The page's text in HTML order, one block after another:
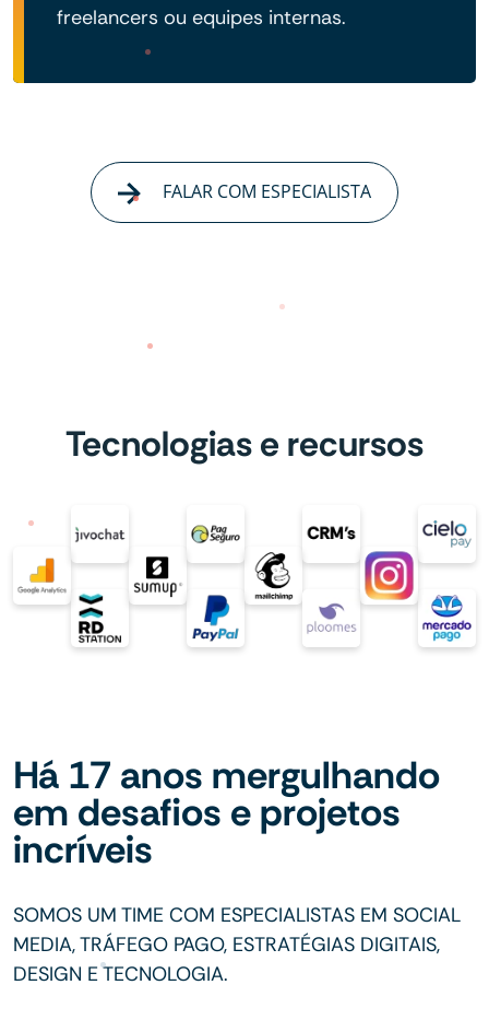
freelancers ou equipes internas.
FALAR COM ESPECIALISTA
Tecnologias e recursos
Há 17 anos mergulhando
em desafios e projetos
incríveis
SOMOS UM TIME COM ESPECIALISTAS EM SOCIAL
MEDIA, TRÁFEGO PAGO, ESTRATÉGIAS DIGITAIS,
DESIGN E TECNOLOGIA.